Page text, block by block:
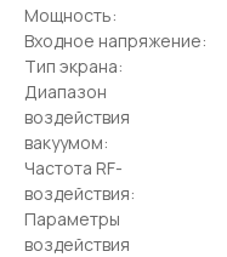
Мощность:
Входное напряжение:
Тип экрана:
Диапазон
воздействия
вакуумом:
Частота RF-
воздействия:
Параметры
воздействия